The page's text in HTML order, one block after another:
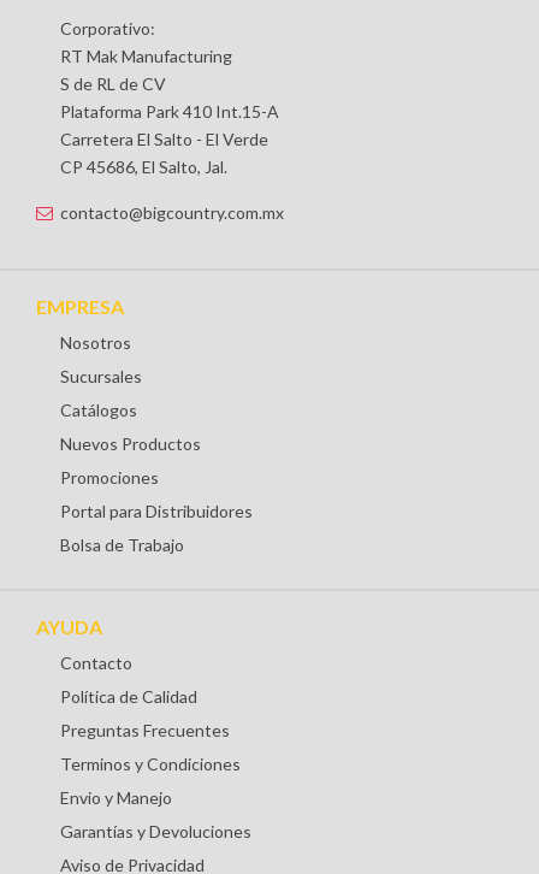
Corporativo:
RT Mak Manufacturing
S de RL de CV
Plataforma Park 410 Int.15-A
Carretera El Salto - El Verde
CP 45686, El Salto, Jal.
contacto@bigcountry.com.mx
EMPRESA
Nosotros
Sucursales
Catálogos
Nuevos Productos
Promociones
Portal para Distribuidores
Bolsa de Trabajo
AYUDA
Contacto
Política de Calidad
Preguntas Frecuentes
Terminos y Condiciones
Envio y Manejo
Garantías y Devoluciones
Aviso de Privacidad